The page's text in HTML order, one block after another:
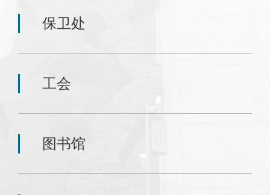
保卫处
工会
图书馆